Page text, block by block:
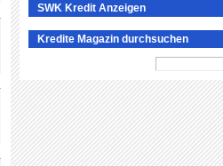
SWK Kredit Anzeigen
Kredite Magazin durchsuchen